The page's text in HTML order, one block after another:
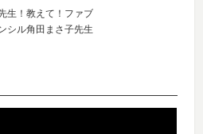
生！教えて！ファブ
シル角田まさ子先生